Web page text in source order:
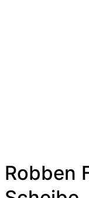
Robben